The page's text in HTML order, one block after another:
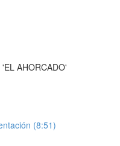
AHORCADO'
(8:51)